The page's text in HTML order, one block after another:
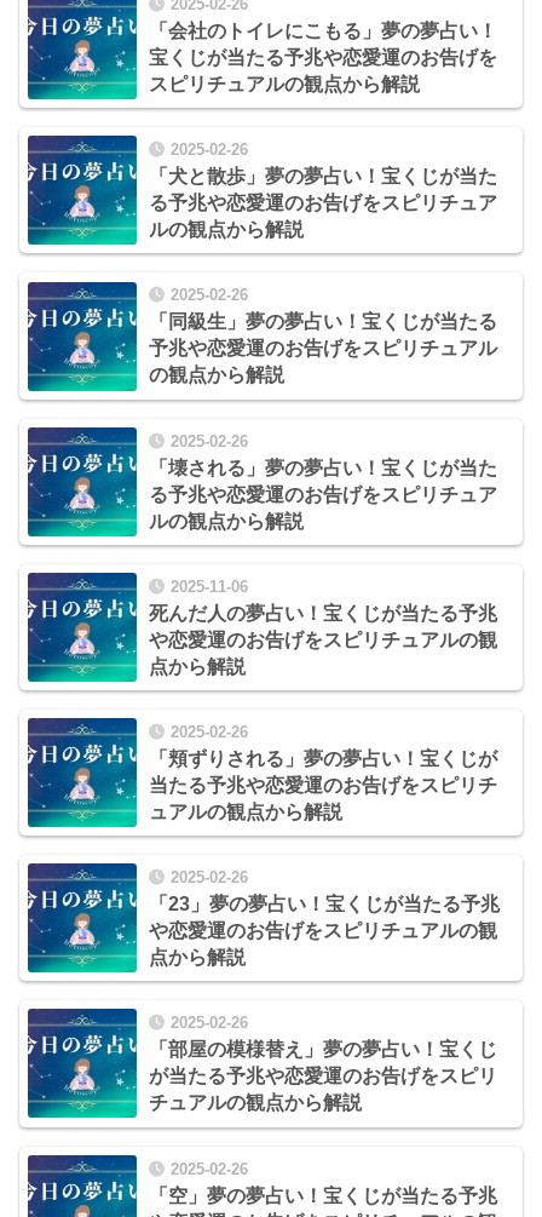
2025-02-26
「会社のトイレにこもる」夢の夢占い！
宝くじが当たる予兆や恋愛運のお告げを
スピリチュアルの観点から解説
2025-02-26
「犬と散歩」夢の夢占い！宝くじが当た
る予兆や恋愛運のお告げをスピリチュア
ルの観点から解説
2025-02-26
「同級生」夢の夢占い！宝くじが当たる
予兆や恋愛運のお告げをスピリチュアル
の観点から解説
2025-02-26
「壊される」夢の夢占い！宝くじが当た
る予兆や恋愛運のお告げをスピリチュア
ルの観点から解説
2025-11-06
死んだ人の夢占い！宝くじが当たる予兆
や恋愛運のお告げをスピリチュアルの観
点から解説
2025-02-26
「頬ずりされる」夢の夢占い！宝くじが
当たる予兆や恋愛運のお告げをスピリチ
ュアルの観点から解説
2025-02-26
「23」夢の夢占い！宝くじが当たる予兆
や恋愛運のお告げをスピリチュアルの観
点から解説
2025-02-26
「部屋の模様替え」夢の夢占い！宝くじ
が当たる予兆や恋愛運のお告げをスピリ
チュアルの観点から解説
2025-02-26
「空」夢の夢占い！宝くじが当たる予兆